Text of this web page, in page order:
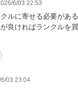
6/03 22:53
ルに寄せる必要があ
良ければランクルを
03 23:04